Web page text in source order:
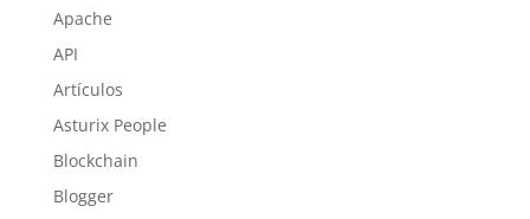
Apache
API
Artículos
Asturix People
Blockchain
Blogger